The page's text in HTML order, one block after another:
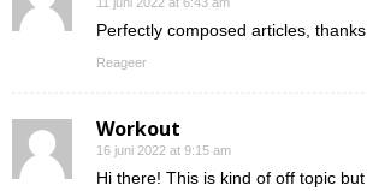
Perfectly composed articles, thanks
Reageer
Workout
16 juni 2022 at 9:15 am
Hi there! This is kind of off topic